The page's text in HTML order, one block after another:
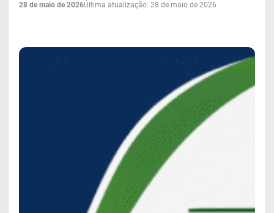
28 de maio de 2026Última atualização: 28 de maio de 2026